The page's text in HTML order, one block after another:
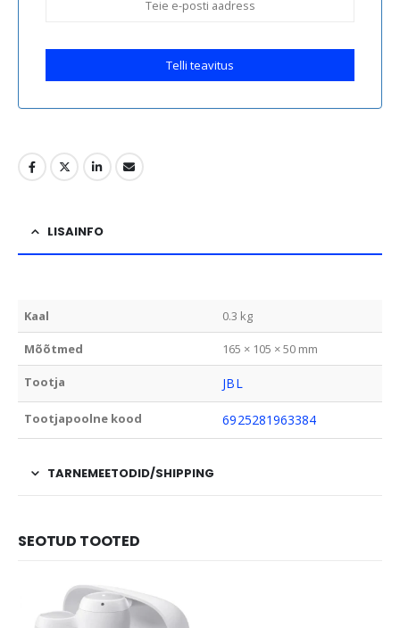
Telli teavitus
LISAINFO
Kaal 0.3 kg
Mõõtmed 165 × 105 × 50 mm
Tootja JBL
Tootjapoolne kood 6925281963384
TARNEMEETODID/SHIPPING
SEOTUD TOOTED